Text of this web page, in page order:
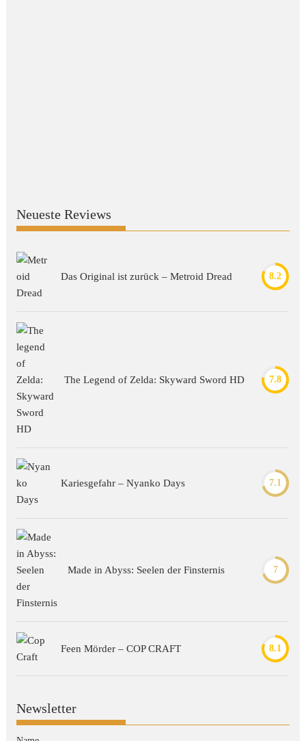
Neueste Reviews
Das Original ist zurück – Metroid Dread 8.2
The Legend of Zelda: Skyward Sword HD 7.8
Kariesgefahr – Nyanko Days 7.1
Made in Abyss: Seelen der Finsternis 7
Feen Mörder – COP CRAFT 8.1
Newsletter